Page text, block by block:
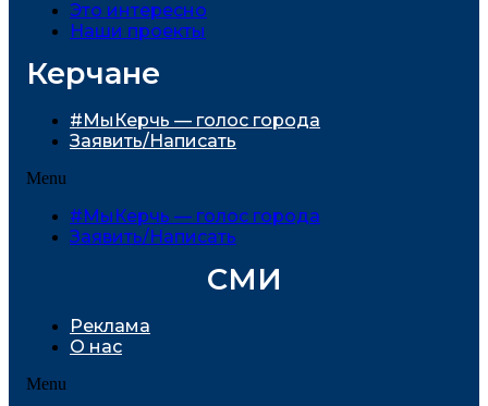
Это интересно
Наши проекты
Керчане
#МыКерчь — голос города
Заявить/Написать
Menu
#МыКерчь — голос города
Заявить/Написать
СМИ
Реклама
О нас
Menu